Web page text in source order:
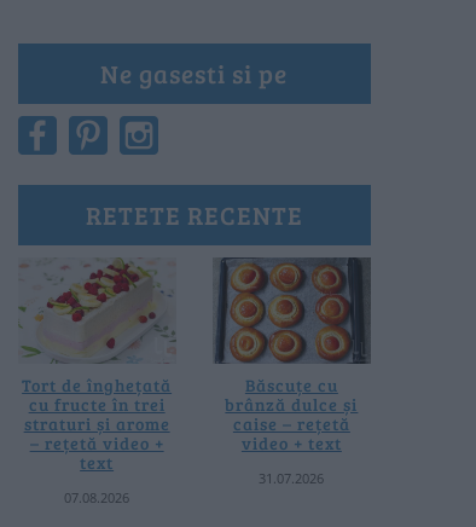
Ne gasesti si pe
RETETE RECENTE
Tort de înghețată
cu fructe în trei
straturi și arome
– rețetă video +
text
07.08.2026
Băscuțe cu
brânză dulce și
caise – rețetă
video + text
31.07.2026